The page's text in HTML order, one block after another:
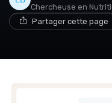
Chercheuse en
Partager cette page